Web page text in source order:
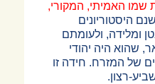
שמו האמיתי, המקורי,
היסטוריונים
ומלידה, ולעומתם
שהוא היה יהודי
של המזרח. חידה זו
רצון.